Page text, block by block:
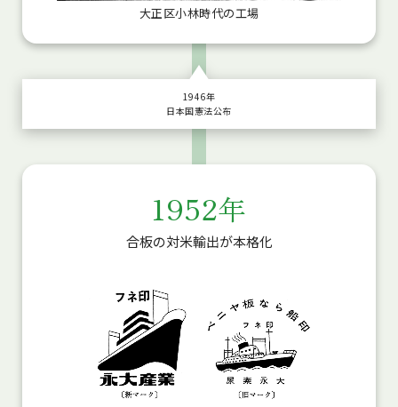
大正区小林時代の工場
1946年
日本国憲法公布
1952年
合板の対米輸出が本格化